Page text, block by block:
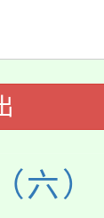
析基
中心
社會
。
六